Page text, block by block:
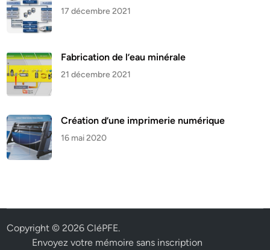
17 décembre 2021
Fabrication de l’eau minérale
21 décembre 2021
Création d’une imprimerie numérique
16 mai 2020
Copyright © 2026CléPFE.
Envoyez votre mémoire sans inscription